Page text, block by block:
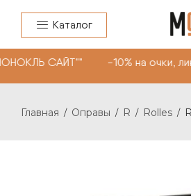
Каталог
САЙТ"" -10% на
Главная / Оправы / R / Rolles /